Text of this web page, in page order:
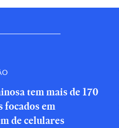
tem mais de 170
focados em
de celulares